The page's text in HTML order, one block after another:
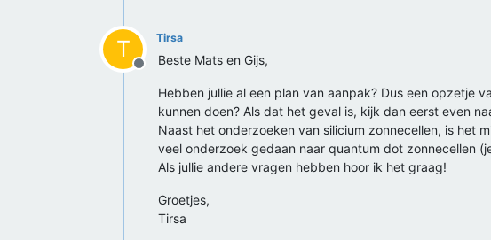
T
Offline
Tirsa
Beste Mats en Gijs,
Hebben jullie al een plan van aanpak? Dus een opzetje
kunnen doen? Als dat het geval is, kijk dan eerst even
Naast het onderzoeken van silicium zonnecellen, is het
veel onderzoek gedaan naar quantum dot zonnecellen
Als jullie andere vragen hebben hoor ik het graag!
Groetjes,
Tirsa